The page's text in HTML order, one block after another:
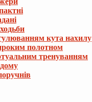
кута нахилу
полотном
тренуванням